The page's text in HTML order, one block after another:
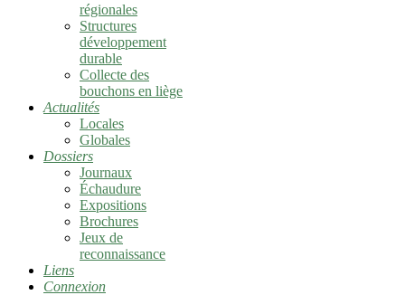
régionales
Structures
développement
durable
Collecte des
bouchons en liège
Actualités
Locales
Globales
Dossiers
Journaux
Échaudure
Expositions
Brochures
Jeux de
reconnaissance
Liens
Connexion